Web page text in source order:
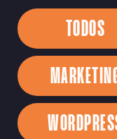
TODOS